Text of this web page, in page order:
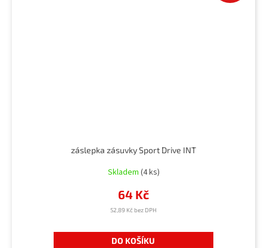
záslepka zásuvky Sport Drive INT
Skladem (4 ks)
52,89 Kč bez DPH
64 Kč
DO KOŠÍKU